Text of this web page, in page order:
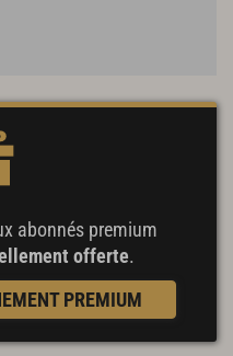
abonnés premium
offerte.
PREMIUM